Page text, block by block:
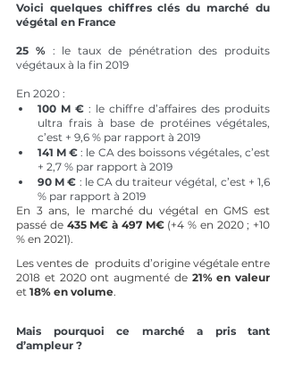
Voici quelques chiffres clés du marché du
végétal en France
25 % : le taux de pénétration des produits
végétaux à la fin 2019
En 2020 :
100 M € : le chiffre d’affaires des produits
ultra frais à base de protéines végétales,
c’est + 9,6 % par rapport à 2019
141 M € : le CA des boissons végétales, c’est
+ 2,7 % par rapport à 2019
90 M € : le CA du traiteur végétal, c’est + 1,6
% par rapport à 2019
En 3 ans, le marché du végétal en GMS est
passé de 435 M€ à 497 M€ (+4 % en 2020 ; +10
% en 2021).
Les ventes de  produits d’origine végétale entre
2018 et 2020 ont augmenté de 21% en valeur
et 18% en volume.
Mais pourquoi ce marché a pris tant
d’ampleur ?